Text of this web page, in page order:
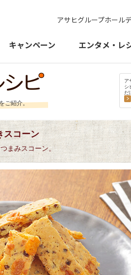
アサヒグループホール
キャンペーン エンタメ・レ
ご紹介。
ア
シ
だ
スコーン
まみスコーン。